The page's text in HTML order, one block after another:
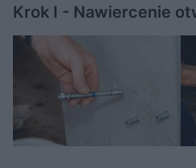
Krok I - Nawiercenie